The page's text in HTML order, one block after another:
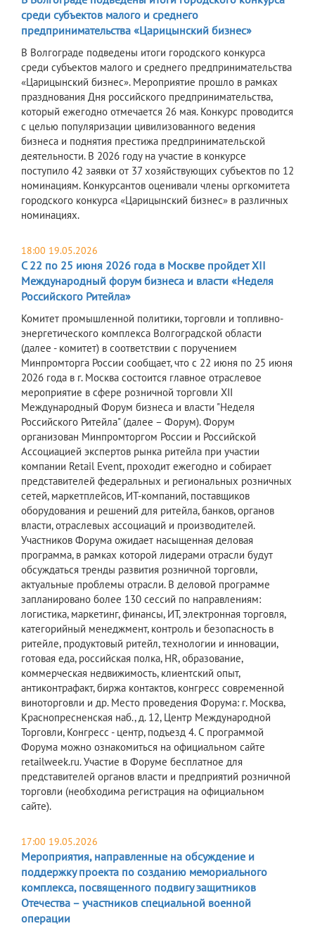
среди субъектов малого и среднего
предпринимательства «Царицынский бизнес»
В Волгограде подведены итоги городского конкурса
среди субъектов малого и среднего предпринимательства
«Царицынский бизнес». Мероприятие прошло в рамках
празднования Дня российского предпринимательства,
который ежегодно отмечается 26 мая. Конкурс проводится
с целью популяризации цивилизованного ведения
бизнеса и поднятия престижа предпринимательской
деятельности. В 2026 году на участие в конкурсе
поступило 42 заявки от 37 хозяйствующих субъектов по 12
номинациям. Конкурсантов оценивали члены оргкомитета
городского конкурса «Царицынский бизнес» в различных
номинациях.
18:00 19.05.2026
С 22 по 25 июня 2026 года в Москве пройдет XII
Международный форум бизнеса и власти «Неделя
Российского Ритейла»
Комитет промышленной политики, торговли и топливно-
энергетического комплекса Волгоградской области
(далее - комитет) в соответствии с поручением
Минпромторга России сообщает, что с 22 июня по 25 июня
2026 года в г. Москва состоится главное отраслевое
мероприятие в сфере розничной торговли XII
Международный Форум бизнеса и власти "Неделя
Российского Ритейла" (далее – Форум). Форум
организован Минпромторгом России и Российской
Ассоциацией экспертов рынка ритейла при участии
компании Retail Event, проходит ежегодно и собирает
представителей федеральных и региональных розничных
сетей, маркетплейсов, ИТ-компаний, поставщиков
оборудования и решений для ритейла, банков, органов
власти, отраслевых ассоциаций и производителей.
Участников Форума ожидает насыщенная деловая
программа, в рамках которой лидерами отрасли будут
обсуждаться тренды развития розничной торговли,
актуальные проблемы отрасли. В деловой программе
запланировано более 130 сессий по направлениям:
логистика, маркетинг, финансы, ИТ, электронная торговля,
категорийный менеджмент, контроль и безопасность в
ритейле, продуктовый ритейл, технологии и инновации,
готовая еда, российская полка, HR, образование,
коммерческая недвижимость, клиентский опыт,
антиконтрафакт, биржа контактов, конгресс современной
виноторговли и др. Место проведения Форума: г. Москва,
Краснопресненская наб., д. 12, Центр Международной
Торговли, Конгресс - центр, подъезд 4. С программой
Форума можно ознакомиться на официальном сайте
retailweek.ru. Участие в Форуме бесплатное для
представителей органов власти и предприятий розничной
торговли (необходима регистрация на официальном
сайте).
17:00 19.05.2026
Мероприятия, направленные на обсуждение и
поддержку проекта по созданию мемориального
комплекса, посвященного подвигу защитников
Отечества – участников специальной военной
операции